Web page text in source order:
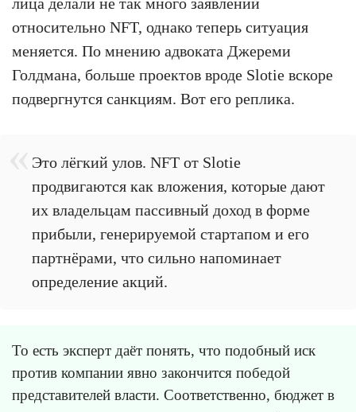
относительно NFT, однако теперь ситуация
меняется. По мнению адвоката Джереми
Голдмана, больше проектов вроде Slotie вскоре
подвергнутся санкциям. Вот его реплика.
Это лёгкий улов. NFT от Slotie
продвигаются как вложения, которые дают
их владельцам пассивный доход в форме
прибыли, генерируемой стартапом и его
партнёрами, что сильно напоминает
определение акций.
То есть эксперт даёт понять, что подобный иск
против компании явно закончится победой
представителей власти. Соответственно, бюджет в